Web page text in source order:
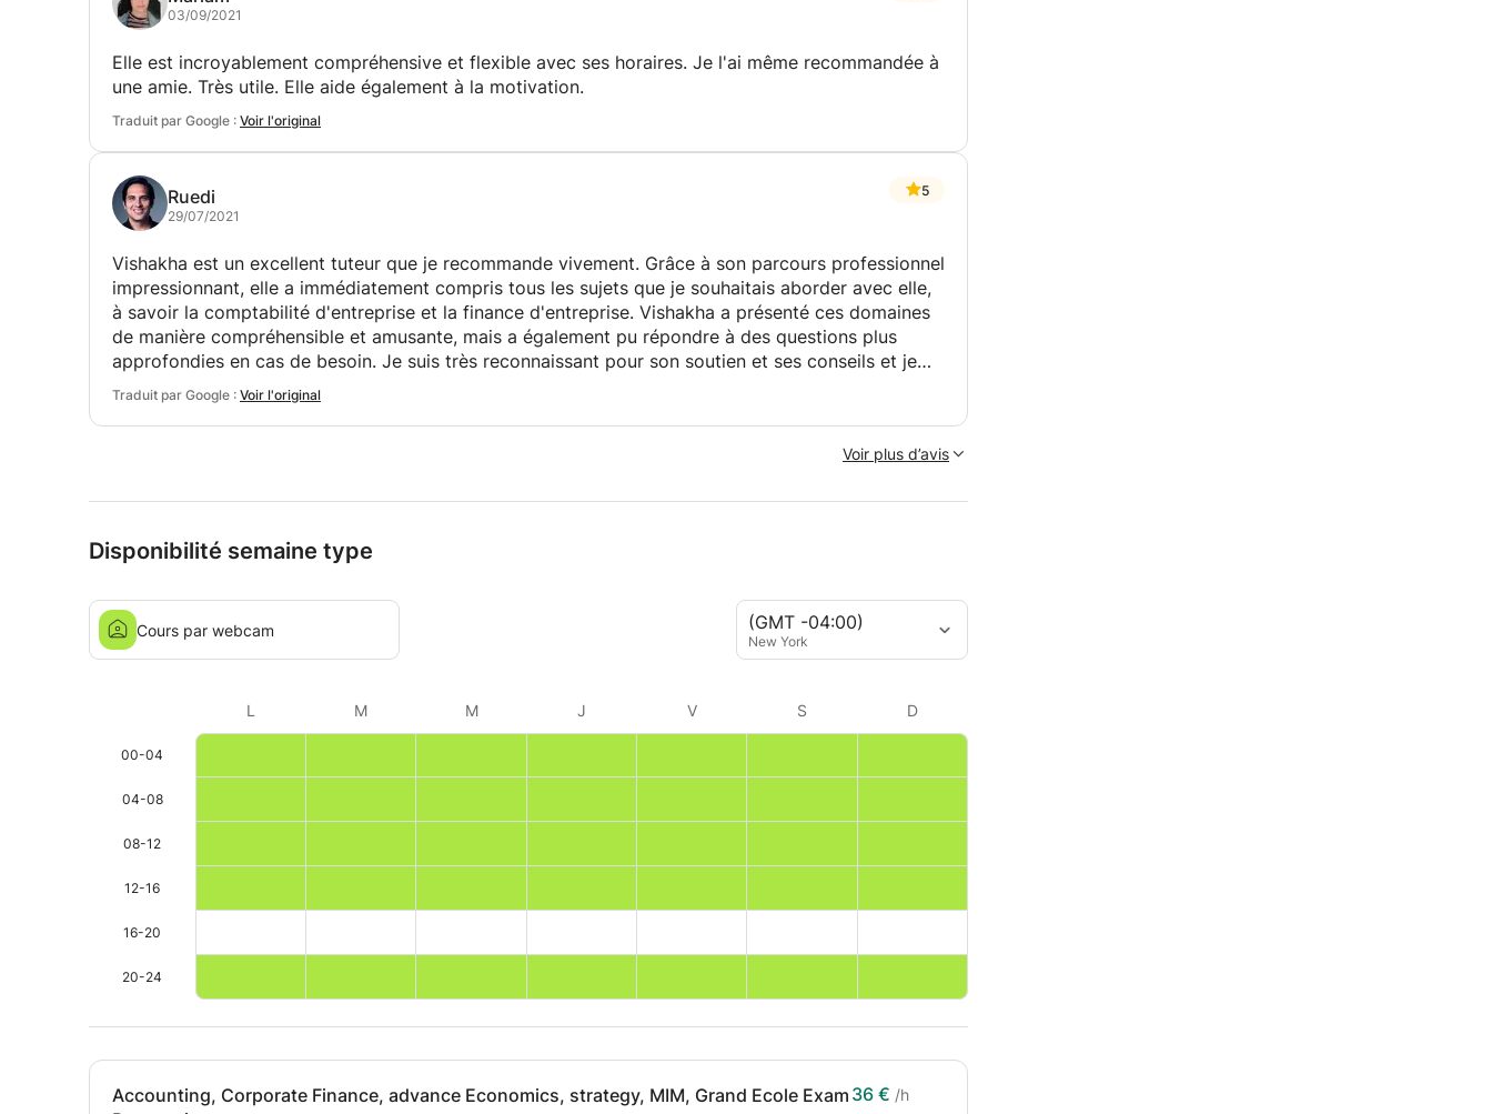
03/09/2021
Elle est incroyablement compréhensive et flexible avec ses horaires. Je l'ai même recommandée à
une amie. Très utile. Elle aide également à la motivation.
Traduit par Google : Voir l'original
Ruedi
29/07/2021
5
Vishakha est un excellent tuteur que je recommande vivement. Grâce à son parcours professionnel
impressionnant, elle a immédiatement compris tous les sujets que je souhaitais aborder avec elle,
à savoir la comptabilité d'entreprise et la finance d'entreprise. Vishakha a présenté ces domaines
de manière compréhensible et amusante, mais a également pu répondre à des questions plus
approfondies en cas de besoin. Je suis très reconnaissant pour son soutien et ses conseils et je
suis extrêmement satisfait de cette expérience.
Traduit par Google : Voir l'original
Voir plus d’avis
Disponibilité semaine type
(GMT -04:00)
New York
Cours par webcam
L M M J V S D
00-04
04-08
08-12
12-16
16-20
20-24
Accounting, Corporate Finance, advance Economics, strategy, MIM, Grand Ecole Exam 36 € /h